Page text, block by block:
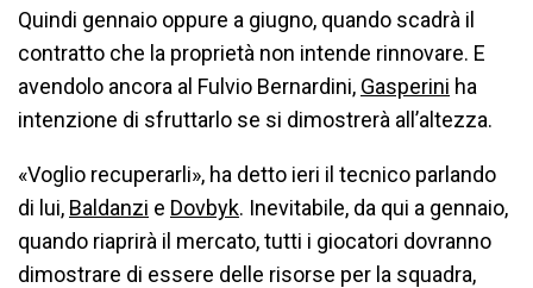
Quindi gennaio oppure a giugno, quando scadrà il
contratto che la proprietà non intende rinnovare. E
avendolo ancora al Fulvio Bernardini, Gasperini ha
intenzione di sfruttarlo se si dimostrerà all’altezza.
«Voglio recuperarli», ha detto ieri il tecnico parlando
di lui, Baldanzi e Dovbyk. Inevitabile, da qui a gennaio,
quando riaprirà il mercato, tutti i giocatori dovranno
dimostrare di essere delle risorse per la squadra,